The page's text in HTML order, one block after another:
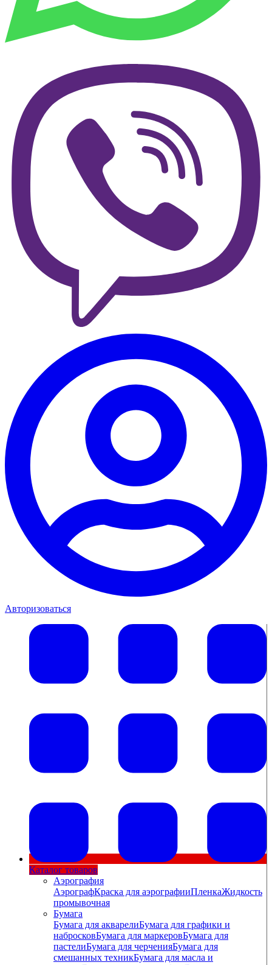
Авторизоваться
Каталог товаров
Аэрография
АэрографКраска для аэрографииПленкаЖидкость
промывочная
Бумага
Бумага для акварелиБумага для графики и
набросковБумага для маркеровБумага для
пастелиБумага для черченияБумага для
смешанных техникБумага для масла и